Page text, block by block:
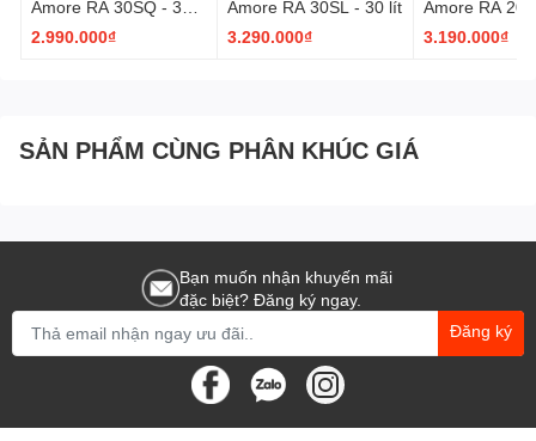
Amore RA 30SQ - 30
lít
2.990.000₫
Amore RA 30SL - 30 lít
3.290.000₫
Amore RA
3.190.000₫
SẢN PHẨM CÙNG PHÂN KHÚC GIÁ
Bạn muốn nhận khuyến mãi
đặc biệt? Đăng ký ngay.
Đăng ký